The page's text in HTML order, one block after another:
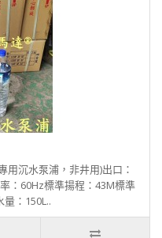
用沉水泵浦，非井用)出口：
：60Hz標準揚程：43M標準
：150L..